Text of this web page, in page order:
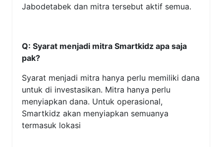
Jabodetabek dan mitra tersebut aktif semua.
Q: Syarat menjadi mitra Smartkidz apa saja
pak?
Syarat menjadi mitra hanya perlu memiliki dana
untuk di investasikan. Mitra hanya perlu
menyiapkan dana. Untuk operasional,
Smartkidz akan menyiapkan semuanya
termasuk lokasi